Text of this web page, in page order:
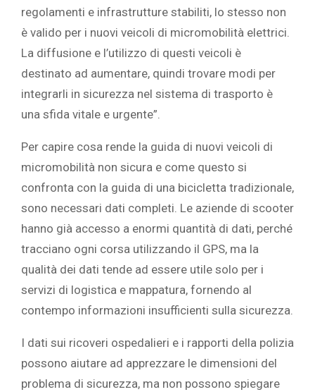
regolamenti e infrastrutture stabiliti, lo stesso non
è valido per i nuovi veicoli di micromobilità elettrici.
La diffusione e l’utilizzo di questi veicoli è
destinato ad aumentare, quindi trovare modi per
integrarli in sicurezza nel sistema di trasporto è
una sfida vitale e urgente”.‎
‎Per capire cosa rende la guida di nuovi veicoli di
micromobilità non sicura e come questo si
confronta con la guida di una bicicletta tradizionale,
sono necessari dati completi. Le aziende di scooter
hanno già accesso a enormi quantità di dati, perché
tracciano ogni corsa utilizzando il GPS, ma la
qualità dei dati tende ad essere utile solo per i
servizi di logistica e mappatura, fornendo al
contempo informazioni insufficienti sulla sicurezza.
I dati sui ricoveri ospedalieri e i rapporti della polizia
possono aiutare ad apprezzare le dimensioni del
problema di sicurezza, ma non possono spiegare